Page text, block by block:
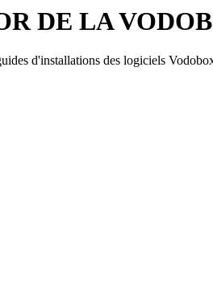
DE LA
d'installations des logiciels